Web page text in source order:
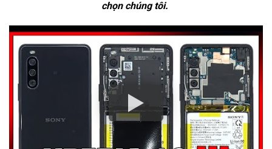
chọn chúng tôi.